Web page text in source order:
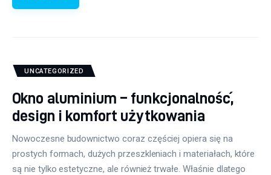
UNCATEGORIZED
Okno aluminium – funkcjonalność,
design i komfort użytkowania
Nowoczesne budownictwo coraz częściej opiera się na
prostych formach, dużych przeszkleniach i materiałach, które
są nie tylko estetyczne, ale również trwałe. Właśnie dlatego